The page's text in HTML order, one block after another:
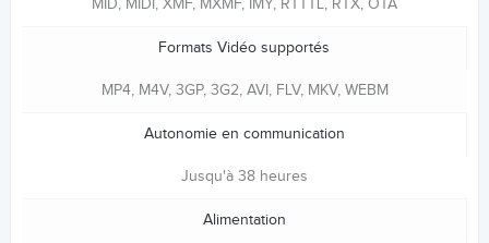
MID, MIDI, XMF, MXMF, IMY, RTTTL, RTX, OTA
Formats Vidéo supportés
MP4, M4V, 3GP, 3G2, AVI, FLV, MKV, WEBM
Autonomie en communication
Jusqu'à 38 heures
Alimentation